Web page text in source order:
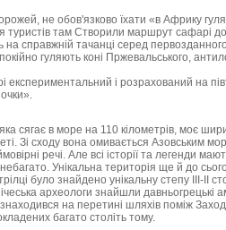
не обов'язково їхати «в Африку
туристів там Створили маршрут сафарі
на справжній тачанці серед
гуляють коні Пржевальського,
експериментальний і розрахований на
сягає в море на 110 кілометрів, моє
Зі сходу вона омивається Азовським
речі. Але всі історії та легенди
Унікальна територія ще й до
було знайдено унікальну степу ІІІ-ІІ
археологи знайшли давньогрецькі
знаходився на перетині шляхів поміж
багато століть тому.